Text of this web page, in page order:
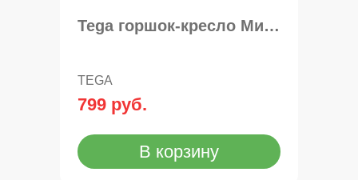
Tega горшок-кресло Мишка
TEGA
799 руб.
В корзину